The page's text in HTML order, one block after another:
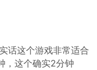
话这个游戏非常适合
，这个确实2分钟